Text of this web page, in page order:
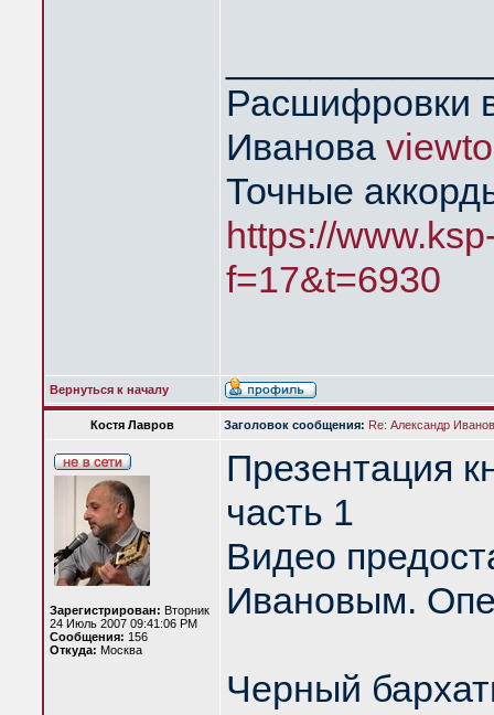
Расшифровки
Иванова
Точные
https://
f=17&t=6930
Вернуться к началу
Костя Лавров Заголовок сообщения: Re: Александр
Зарегистрирован: Вторник
24 Июль 2007 09:41:06 PM
Сообщения: 156
Откуда: Москва
Презентация
часть 1
Видео
Ивановым.
Черный